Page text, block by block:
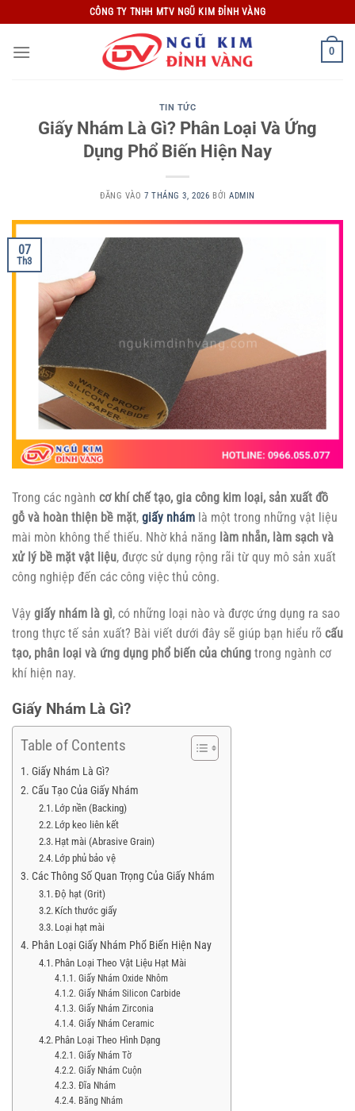
qua
nội
CÔNG TY TNHH MTV NGŨ KIM ĐỈNH VÀNG
0
TIN TỨC
Giấy Nhám Là Gì? Phân Loại Và Ứng
Dụng Phổ Biến Hiện Nay
ĐĂNG VÀO 7 THÁNG 3, 2026 BỞIADMIN
07
Th3
Trong các ngành cơ khí chế tạo, gia công kim loại, sản xuất đồ
gỗ và hoàn thiện bề mặt, giấy nhám là một trong những vật liệu
mài mòn không thể thiếu. Nhờ khả năng làm nhẵn, làm sạch và
xử lý bề mặt vật liệu, được sử dụng rộng rãi từ quy mô sản xuất
công nghiệp đến các công việc thủ công.
Vậy giấy nhám là gì, có những loại nào và được ứng dụng ra sao
trong thực tế sản xuất? Bài viết dưới đây sẽ giúp bạn hiểu rõ cấu
tạo, phân loại và ứng dụng phổ biến của chúng trong ngành cơ
khí hiện nay.
Giấy Nhám Là Gì?
Table of Contents
Giấy Nhám Là Gì?
Cấu Tạo Của Giấy Nhám
Lớp nền (Backing)
Lớp keo liên kết
Hạt mài (Abrasive Grain)
Lớp phủ bảo vệ
Các Thông Số Quan Trọng Của Giấy Nhám
Độ hạt (Grit)
Kích thước giấy
Loại hạt mài
Phân Loại Giấy Nhám Phổ Biến Hiện Nay
Phân Loại Theo Vật Liệu Hạt Mài
Giấy Nhám Oxide Nhôm
Giấy Nhám Silicon Carbide
Giấy Nhám Zirconia
Giấy Nhám Ceramic
Phân Loại Theo Hình Dạng
Giấy Nhám Tờ
Giấy Nhám Cuộn
Đĩa Nhám
Băng Nhám